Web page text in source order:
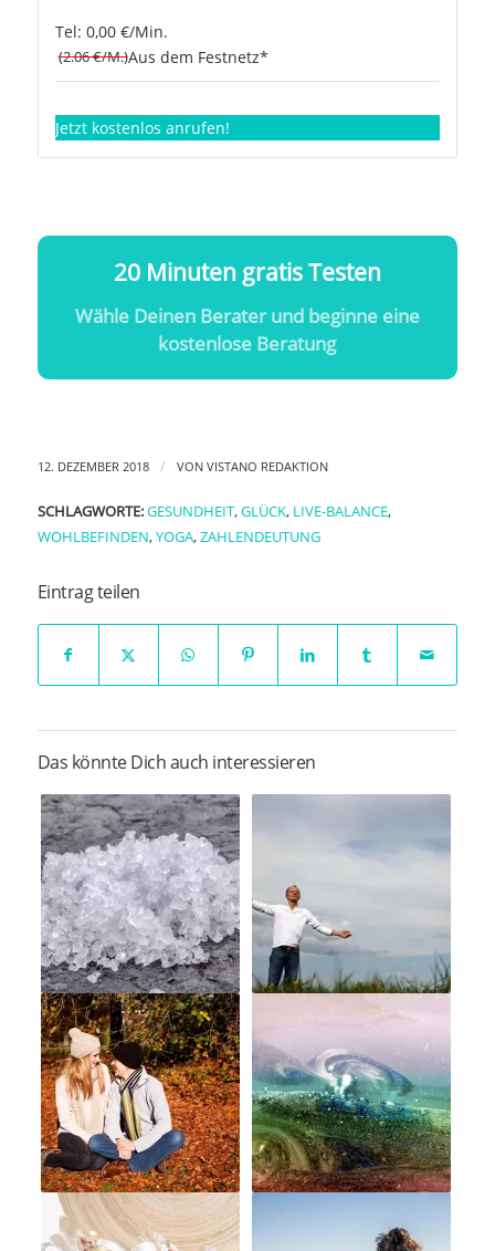
Tel: 0,00 €/Min.
(2.06 €/M.)Aus dem Festnetz*
Jetzt kostenlos anrufen!
20 Minuten gratis Testen
Wähle Deinen Berater und beginne eine
kostenlose Beratung
12. DEZEMBER 2018 / VON VISTANO REDAKTION
SCHLAGWORTE: GESUNDHEIT,GLÜCK, LIVE-BALANCE,
WOHLBEFINDEN,YOGA,ZAHLENDEUTUNG
Eintrag teilen
Das könnte Dich auch interessieren